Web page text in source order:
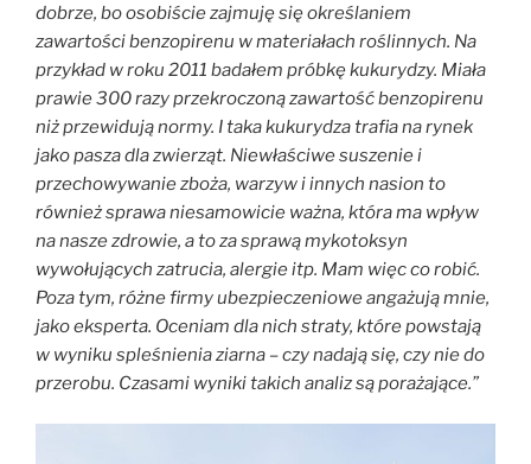
dobrze, bo osobiście zajmuję się określaniem
zawartości benzopirenu w materiałach roślinnych. Na
przykład w roku 2011 badałem próbkę kukurydzy. Miała
prawie 300 razy przekroczoną zawartość benzopirenu
niż przewidują normy. I taka kukurydza trafia na rynek
jako pasza dla zwierząt. Niewłaściwe suszenie i
przechowywanie zboża, warzyw i innych nasion to
również sprawa niesamowicie ważna, która ma wpływ
na nasze zdrowie, a to za sprawą mykotoksyn
wywołujących zatrucia, alergie itp. Mam więc co robić.
Poza tym, różne firmy ubezpieczeniowe angażują mnie,
jako eksperta. Oceniam dla nich straty, które powstają
w wyniku spleśnienia ziarna – czy nadają się, czy nie do
przerobu. Czasami wyniki takich analiz są porażające.”